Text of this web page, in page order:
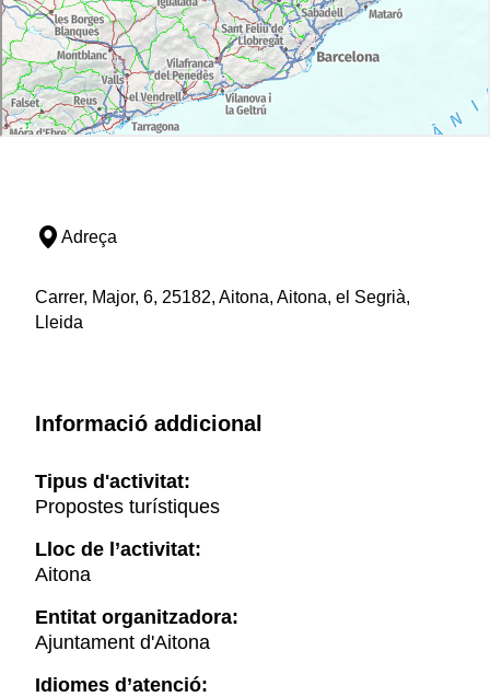
Adreça
Carrer, Major, 6, 25182, Aitona, Aitona, el Segrià,
Lleida
Informació addicional
Tipus d'activitat:
Propostes turístiques
Lloc de l’activitat:
Aitona
Entitat organitzadora:
Ajuntament d'Aitona
Idiomes d’atenció: